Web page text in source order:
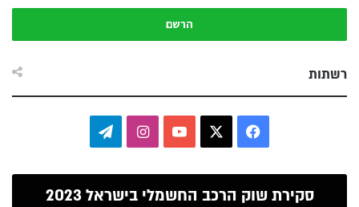
כתובת
שלך
רשתות
Facebook
YouTube
Instagram
סקירת שוק הרכב החשמלי בישראל 2023